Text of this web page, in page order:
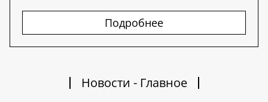
Подробнее
Новости - Главное